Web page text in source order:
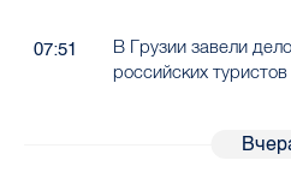
07:51
В Грузии завели
российских туристов